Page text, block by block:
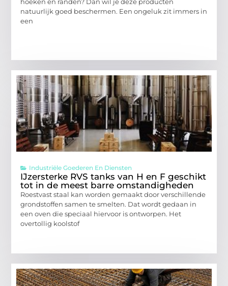
natuurlijk goed beschermen. Een ongeluk zit immers in
een
Industriële Goederen En Diensten
IJzersterke RVS tanks van H en F geschikt
tot in de meest barre omstandigheden
Roestvast staal kan worden gemaakt door verschillende
grondstoffen samen te smelten. Dat wordt gedaan in
een oven die speciaal hiervoor is ontworpen. Het
overtollig koolstof